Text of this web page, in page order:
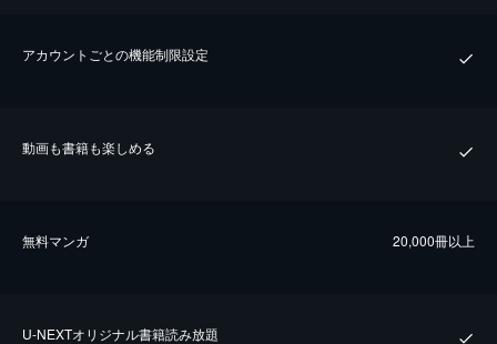
アカウントごとの機能制限設定
動画も書籍も楽しめる
無料マンガ 20,000冊以上
U-NEXTオリジナル書籍読み放題